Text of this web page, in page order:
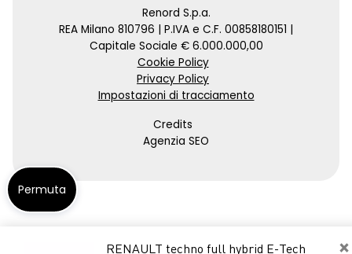
×
RENAULT techno full hybrid E-Tech
Renord S.p.a.
REA Milano 810796 | P.IVA e C.F. 00858180151 |
Capitale Sociale € 6.000.000,00
Cookie Policy
Privacy Policy
Impostazioni di tracciamento
Credits
Agenzia SEO
Permuta